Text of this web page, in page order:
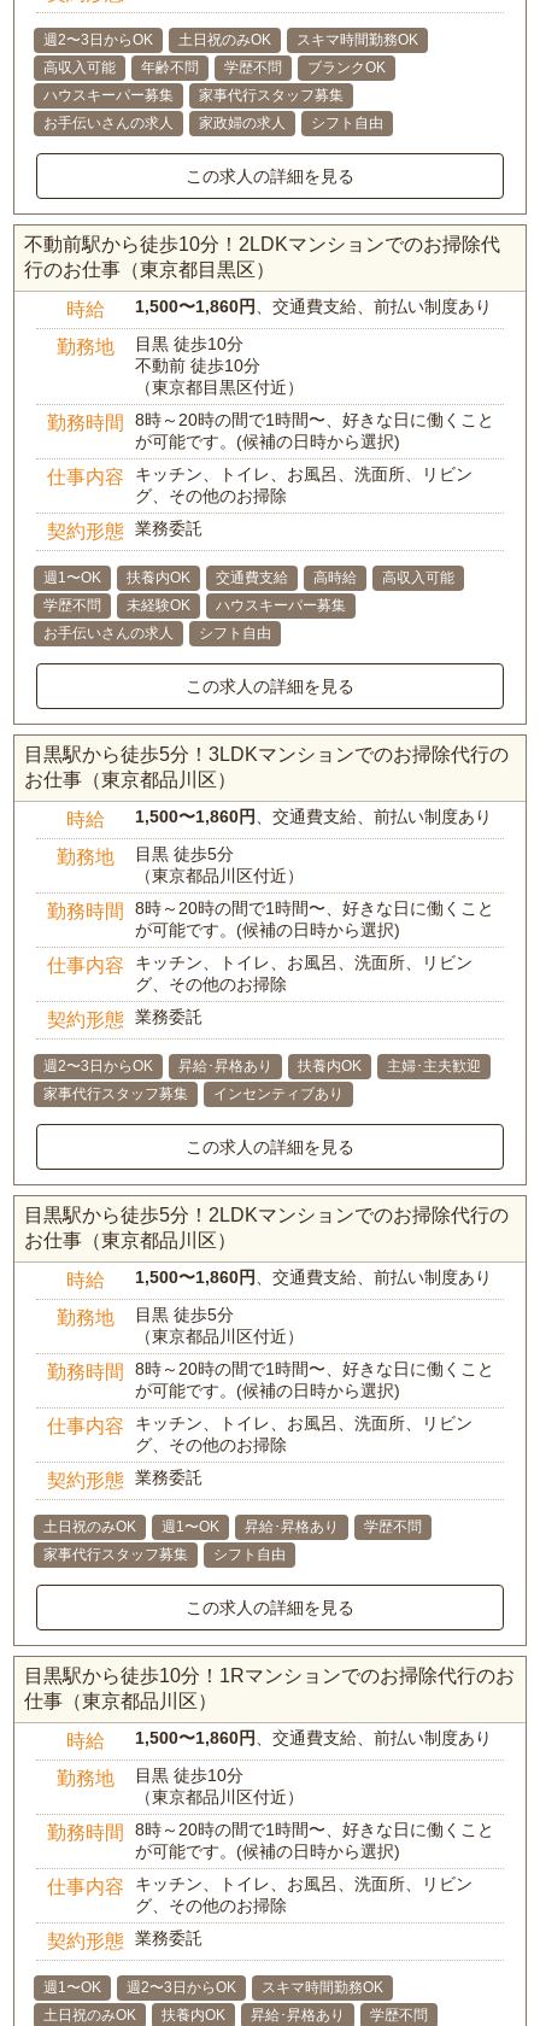
週2〜3日からOK 土日祝のみOK
スキマ時間勤務OK
高収入可能
年齢不問 学歴不問
ブランクOK
ハウスキーパー募集
家事代行スタッフ募集
お手伝いさんの求人
家政婦の求人 シフト自由
この求人の詳細を見る
不動前駅から徒歩10分！2LDKマンションでのお掃除代
行のお仕事（東京都目黒区）
時給 1,500〜1,860円、交通費支給、前払い制度あり
勤務地
目黒 徒歩10分
不動前 徒歩10分
（東京都目黒区付近）
勤務時間
8時～20時の間で1時間〜、好きな日に働くこと
が可能です。(候補の日時から選択)
仕事内容
キッチン、トイレ、お風呂、洗面所、リビン
グ、その他のお掃除
契約形態 業務委託
週1〜OK 扶養内OK 交通費支給 高時給
高収入可能
学歴不問
未経験OK
ハウスキーパー募集
お手伝いさんの求人
シフト自由
この求人の詳細を見る
目黒駅から徒歩5分！3LDKマンションでのお掃除代行の
お仕事（東京都品川区）
時給 1,500〜1,860円、交通費支給、前払い制度あり
勤務地
目黒 徒歩5分
（東京都品川区付近）
勤務時間
8時～20時の間で1時間〜、好きな日に働くこと
が可能です。(候補の日時から選択)
仕事内容
キッチン、トイレ、お風呂、洗面所、リビン
グ、その他のお掃除
契約形態 業務委託
週2〜3日からOK 昇給･昇格あり 扶養内OK
主婦･主夫歓迎
家事代行スタッフ募集
インセンティブあり
この求人の詳細を見る
目黒駅から徒歩5分！2LDKマンションでのお掃除代行の
お仕事（東京都品川区）
時給 1,500〜1,860円、交通費支給、前払い制度あり
勤務地
目黒 徒歩5分
（東京都品川区付近）
勤務時間
8時～20時の間で1時間〜、好きな日に働くこと
が可能です。(候補の日時から選択)
仕事内容
キッチン、トイレ、お風呂、洗面所、リビン
グ、その他のお掃除
契約形態 業務委託
土日祝のみOK 週1〜OK 昇給･昇格あり
学歴不問
家事代行スタッフ募集
シフト自由
この求人の詳細を見る
目黒駅から徒歩10分！1Rマンションでのお掃除代行のお
仕事（東京都品川区）
時給 1,500〜1,860円、交通費支給、前払い制度あり
勤務地
目黒 徒歩10分
（東京都品川区付近）
勤務時間
8時～20時の間で1時間〜、好きな日に働くこと
が可能です。(候補の日時から選択)
仕事内容
キッチン、トイレ、お風呂、洗面所、リビン
グ、その他のお掃除
契約形態 業務委託
週1〜OK 週2〜3日からOK
スキマ時間勤務OK
土日祝のみOK
扶養内OK 昇給･昇格あり
学歴不問